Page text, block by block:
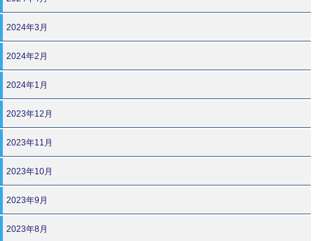
2024年3月
2024年2月
2024年1月
2023年12月
2023年11月
2023年10月
2023年9月
2023年8月